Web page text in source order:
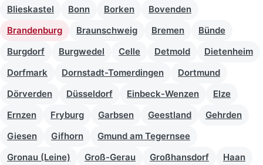
Blieskastel
Bonn Borken
Bovenden
Brandenburg
Braunschweig Bremen
Bünde
Burgdorf
Burgwedel Celle Detmold
Dietenheim
Dorfmark
Dornstadt-Tomerdingen
Dortmund
Dörverden
Düsseldorf Einbeck-Wenzen
Elze
Ernzen
Fryburg Garbsen Geestland
Gehrden
Giesen
Gifhorn
Gmund am Tegernsee
Gronau (Leine)
Groß-Gerau Großhansdorf
Haan